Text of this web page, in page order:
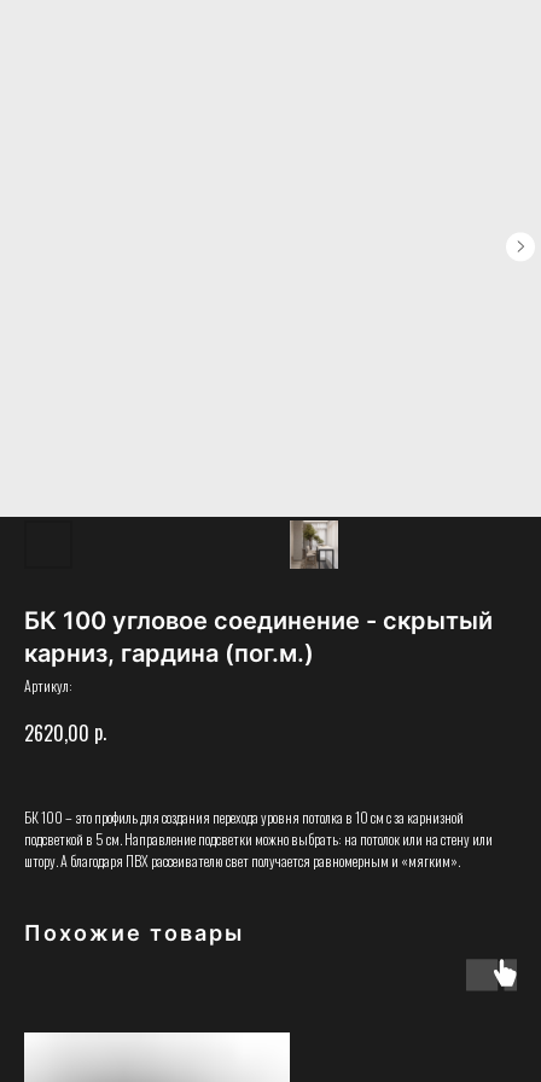
БК 100 угловое соединение - скрытый
карниз, гардина (пог.м.)
Артикул:
2620,00 р.
БК 100 – это профиль для создания перехода уровня потолка в 10 см с за карнизной
подсветкой в 5 см. Направление подсветки можно выбрать: на потолок или на стену или
штору. А благодаря ПВХ рассеивателю свет получается равномерным и «мягким».
Похожие товары